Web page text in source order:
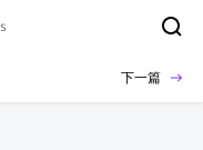
下一篇